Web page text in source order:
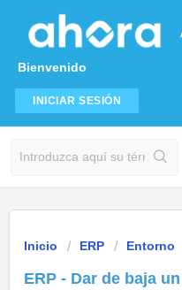
Bienvenido
INICIAR SESIÓN
Inicio ERP Entorno
ERP - Dar de baja